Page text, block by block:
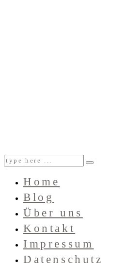
Home
Blog
Über uns
Kontakt
Impressum
Datenschutz